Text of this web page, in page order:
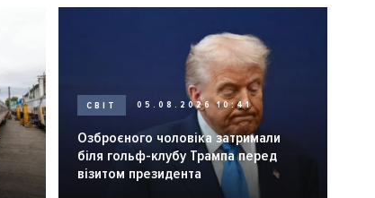
СВІТ 05.08.2026 10:41
Озброєного чоловіка затримали
біля гольф-клубу Трампа перед
візитом президента